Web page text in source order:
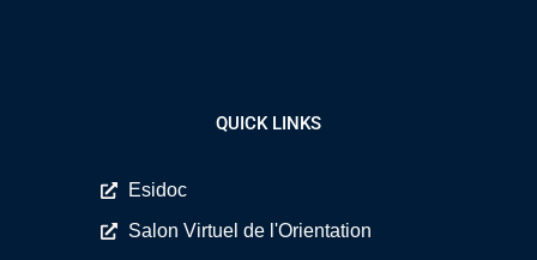
QUICK LINKS
Esidoc
Salon Virtuel de l'Orientation